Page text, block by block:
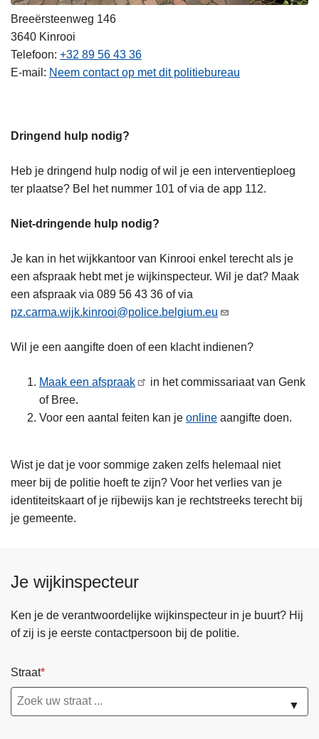
Breeërsteenweg 146
3640 Kinrooi
Telefoon +32 89 56 43 36
E-mail
Neem contact op met dit politiebureau
Dringend hulp nodig?
Heb je dringend hulp nodig of wil je een interventieploeg
ter plaatse? Bel het nummer 101 of via de app 112.
Niet-dringende hulp nodig?
Je kan in het wijkkantoor van Kinrooi enkel terecht als je
een afspraak hebt met je wijkinspecteur. Wil je dat? Maak
een afspraak via 089 56 43 36 of via
pz.carma.wijk.kinrooi@police.belgium.eu
Wil je een aangifte doen of een klacht indienen?
Maak een afspraak
in het commissariaat van Genk
of Bree.
Voor een aantal feiten kan je online aangifte doen.
Wist je dat je voor sommige zaken zelfs helemaal niet
meer bij de politie hoeft te zijn? Voor het verlies van je
identiteitskaart of je rijbewijs kan je rechtstreeks terecht bij
je gemeente.
Je wijkinspecteur
Ken je de verantwoordelijke wijkinspecteur in je buurt? Hij
of zij is je eerste contactpersoon bij de politie.
Straat
▼